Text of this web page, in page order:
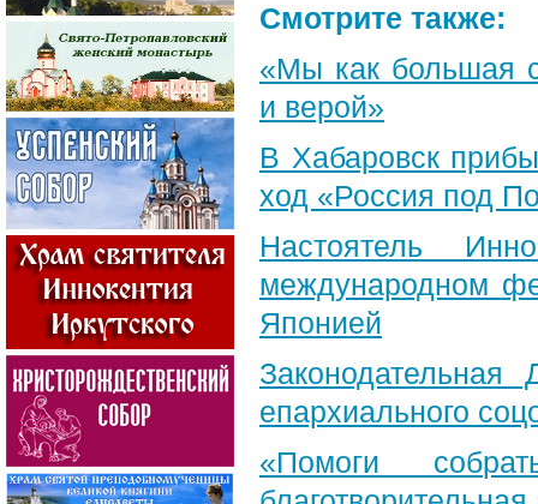
Смотрите также:
«Мы как большая
и верой»
В Хабаровск
ход «Россия под
Настоятель
международном
Японией
епархиального
«Помоги